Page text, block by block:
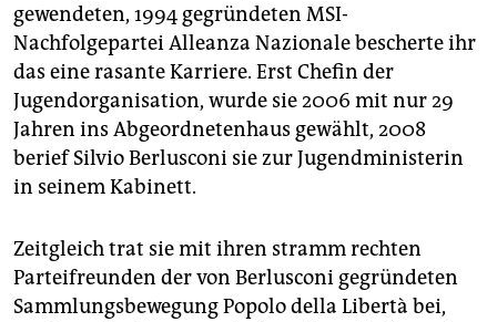
gewendeten, 1994 gegründeten MSI-
Nachfolgepartei Alleanza Nazionale bescherte ihr
das eine rasante Karriere. Erst Chefin der
Jugendorganisation, wurde sie 2006 mit nur 29
Jahren ins Abgeordnetenhaus gewählt, 2008
berief Silvio Berlusconi sie zur Jugendministerin
in seinem Kabinett.
Zeitgleich trat sie mit ihren stramm rechten
Parteifreunden der von Berlusconi gegründeten
Sammlungsbewegung Popolo della Libertà bei,